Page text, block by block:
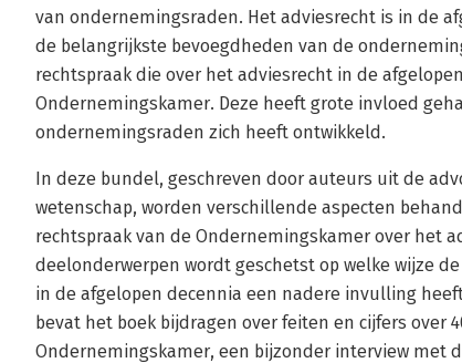
van ondernemingsraden. Het adviesrecht is in de
de belangrijkste bevoegdheden van de
rechtspraak die over het adviesrecht in de
Ondernemingskamer. Deze heeft grote invloed
ondernemingsraden zich heeft ontwikkeld.
In deze bundel, geschreven door auteurs uit de
wetenschap, worden verschillende aspecten
rechtspraak van de Ondernemingskamer over het
deelonderwerpen wordt geschetst op welke wijze
in de afgelopen decennia een nadere invulling
bevat het boek bijdragen over feiten en cijfers over
Ondernemingskamer, een bijzonder interview met